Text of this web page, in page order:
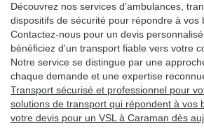
Découvrez nos services d'ambulances,
dispositifs de sécurité pour répondre à vos
Contactez-nous pour un devis
bénéficiez d'un transport fiable vers votre
Notre service se distingue par une
chaque demande et une expertise
Transport sécurisé et professionnel pour
solutions de transport qui répondent à vos
votre devis pour un VSL à Caraman dès